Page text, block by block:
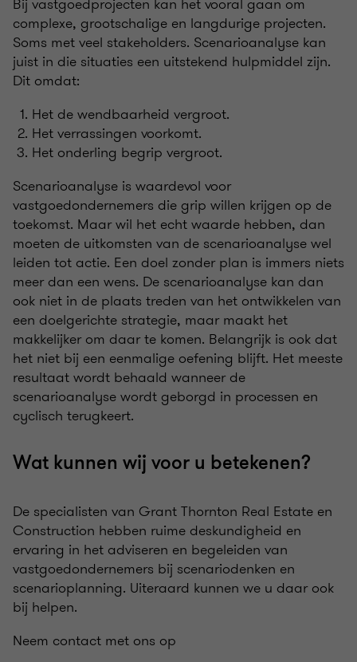
complexe, grootschalige en langdurige projecten.
Soms met veel stakeholders. Scenarioanalyse kan
juist in die situaties een uitstekend hulpmiddel zijn.
Dit omdat:
Het de wendbaarheid vergroot.
Het verrassingen voorkomt.
Het onderling begrip vergroot.
Scenarioanalyse is waardevol voor
vastgoedondernemers die grip willen krijgen op de
toekomst. Maar wil het echt waarde hebben, dan
moeten de uitkomsten van de scenarioanalyse wel
leiden tot actie. Een doel zonder plan is immers niets
meer dan een wens. De scenarioanalyse kan dan
ook niet in de plaats treden van het ontwikkelen van
een doelgerichte strategie, maar maakt het
makkelijker om daar te komen. Belangrijk is ook dat
het niet bij een eenmalige oefening blijft. Het meeste
resultaat wordt behaald wanneer de
scenarioanalyse wordt geborgd in processen en
cyclisch terugkeert.
Wat kunnen wij voor u betekenen?
De specialisten van Grant Thornton Real Estate en
Construction hebben ruime deskundigheid en
ervaring in het adviseren en begeleiden van
vastgoedondernemers bij scenariodenken en
scenarioplanning. Uiteraard kunnen we u daar ook
bij helpen.
Neem contact met ons op